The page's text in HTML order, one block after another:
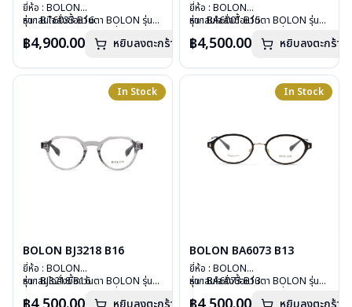
ยี่ห้อ : BOLON
รุ่น : BT6033 B16
เลนส์ : Demo Lenses
น้ำหนัก : 13 กรัม
อุปกรณ์ : กล่องแว่น, ผ้าเช็ดแว่น
หากสนใจสั่งชื้อแว่นตา BOLON รุ่น
กรุณาติดต่อเราคลิก
฿4,900.00 หยิบลงตะกร้า
ยี่ห้อ : BOLON
รุ่น : BA6001 B15
เลนส์ : Demo Lenses
น้ำหนัก : 14 กรัม
อุปกรณ์ : กล่องแว่น, ผ้าเช็ดแว่น
หากสนใจสั่งชื้อแว่นตา BOLON รุ่น
กรุณาติดต่อเราคลิก
฿4,500.00 หยิบลงตะกร้า
In Stock
BOLON BJ3218 B16
ยี่ห้อ : BOLON
รุ่น : BJ3218 B16
หากสนใจสั่งชื้อแว่นตา BOLON รุ่น
In Stock
BOLON BA6073 B13
ยี่ห้อ : BOLON
รุ่น : BA6073 B13
หากสนใจสั่งชื้อแว่นตา BOLON รุ่น